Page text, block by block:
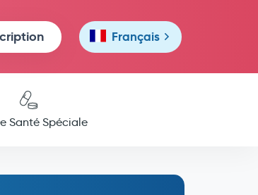
Français
Santé Spéciale